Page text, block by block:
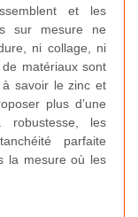
et les
sur mesure ne
ni collage, ni
matériaux sont
savoir le zinc et
plus d’une
robustesse, les
parfaite
la mesure où les